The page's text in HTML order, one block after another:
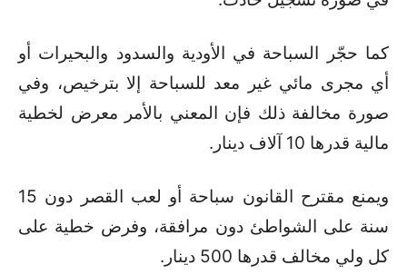
كما حجّر السباحة في الأودية والسدود والبحيرات أو
أي مجرى مائي غير معد للسباحة إلا بترخيص، وفي
صورة مخالفة ذلك فإن المعني بالأمر معرض لخطية
مالية قدرها 10 آلاف دينار
.
ويمنع مقترح القانون سباحة أو لعب القصر دون 15
سنة على الشواطئ دون مرافقة، وفرض خطية على
كل ولي مخالف قدرها 500 دينار
.